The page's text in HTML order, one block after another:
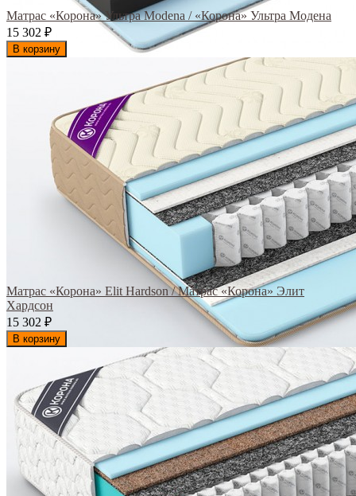
Матрас «Корона» Ультра Modena / «Корона» Ультра Модена
15 302 ₽
В корзину
Матрас «Корона» Elit Hardson / Матрас «Корона» Элит
Хардсон
15 302 ₽
В корзину